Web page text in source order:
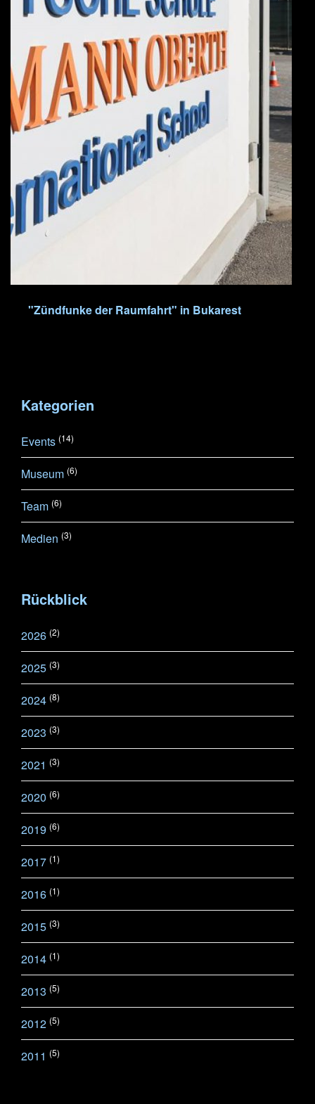
"Zündfunke der Raumfahrt" in Bukarest
Kategorien
Events (14)
Museum (6)
Team (6)
Medien (3)
Rückblick
2026 (2)
2025 (3)
2024 (8)
2023 (3)
2021 (3)
2020 (6)
2019 (6)
2017 (1)
2016 (1)
2015 (3)
2014 (1)
2013 (5)
2012 (5)
2011 (5)